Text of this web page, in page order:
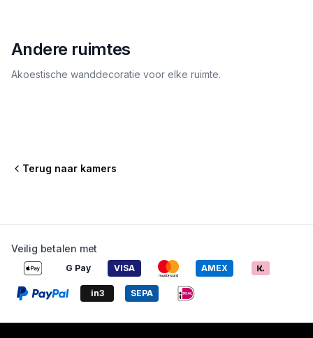
Andere ruimtes
Akoestische wanddecoratie voor elke ruimte.
Terug naar kamers
Veilig betalen met
G Pay VISA AMEX
in3 SEPA